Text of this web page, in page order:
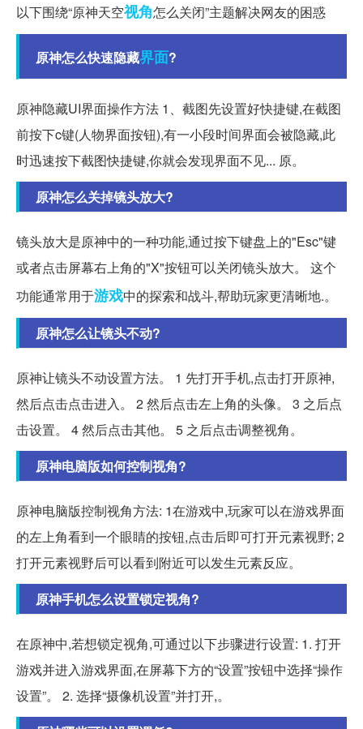
以下围绕“原神天空视角怎么关闭”主题解决网友的困惑
原神怎么快速隐藏界面?
原神隐藏UI界面操作方法 1、截图先设置好快捷键,在截图
前按下c键(人物界面按钮),有一小段时间界面会被隐藏,此
时迅速按下截图快捷键,你就会发现界面不见... 原。
原神怎么关掉镜头放大?
镜头放大是原神中的一种功能,通过按下键盘上的"Esc"键
或者点击屏幕右上角的"X"按钮可以关闭镜头放大。 这个
功能通常用于游戏中的探索和战斗,帮助玩家更清晰地.。
原神怎么让镜头不动?
原神让镜头不动设置方法。 1 先打开手机,点击打开原神,
然后点击点击进入。 2 然后点击左上角的头像。 3 之后点
击设置。 4 然后点击其他。 5 之后点击调整视角。
原神电脑版如何控制视角?
原神电脑版控制视角方法: 1在游戏中,玩家可以在游戏界面
的左上角看到一个眼睛的按钮,点击后即可打开元素视野; 2
打开元素视野后可以看到附近可以发生元素反应。
原神手机怎么设置锁定视角?
在原神中,若想锁定视角,可通过以下步骤进行设置: 1. 打开
游戏并进入游戏界面,在屏幕下方的“设置”按钮中选择“操作
设置”。 2. 选择“摄像机设置”并打开,。